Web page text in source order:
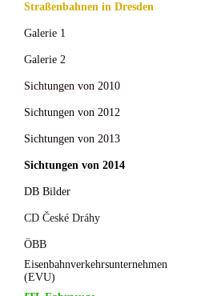
Straßenbahnen in Dresden
Galerie 1
Galerie 2
Sichtungen von 2010
Sichtungen von 2012
Sichtungen von 2013
Sichtungen von 2014
DB Bilder
CD České Dráhy
ÖBB
Eisenbahnverkehrsunternehmen
(EVU)